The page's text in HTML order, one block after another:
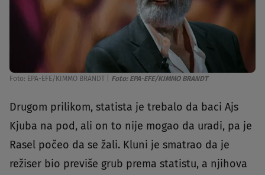
Foto: EPA-EFE/KIMMO BRANDT Foto: EPA-EFE/KIMMO BRANDT
Drugom prilikom, statista je trebalo da baci Ajs
Kjuba na pod, ali on to nije mogao da uradi, pa je
Rasel počeo da se žali. Kluni je smatrao da je
režiser bio previše grub prema statistu, a njihova